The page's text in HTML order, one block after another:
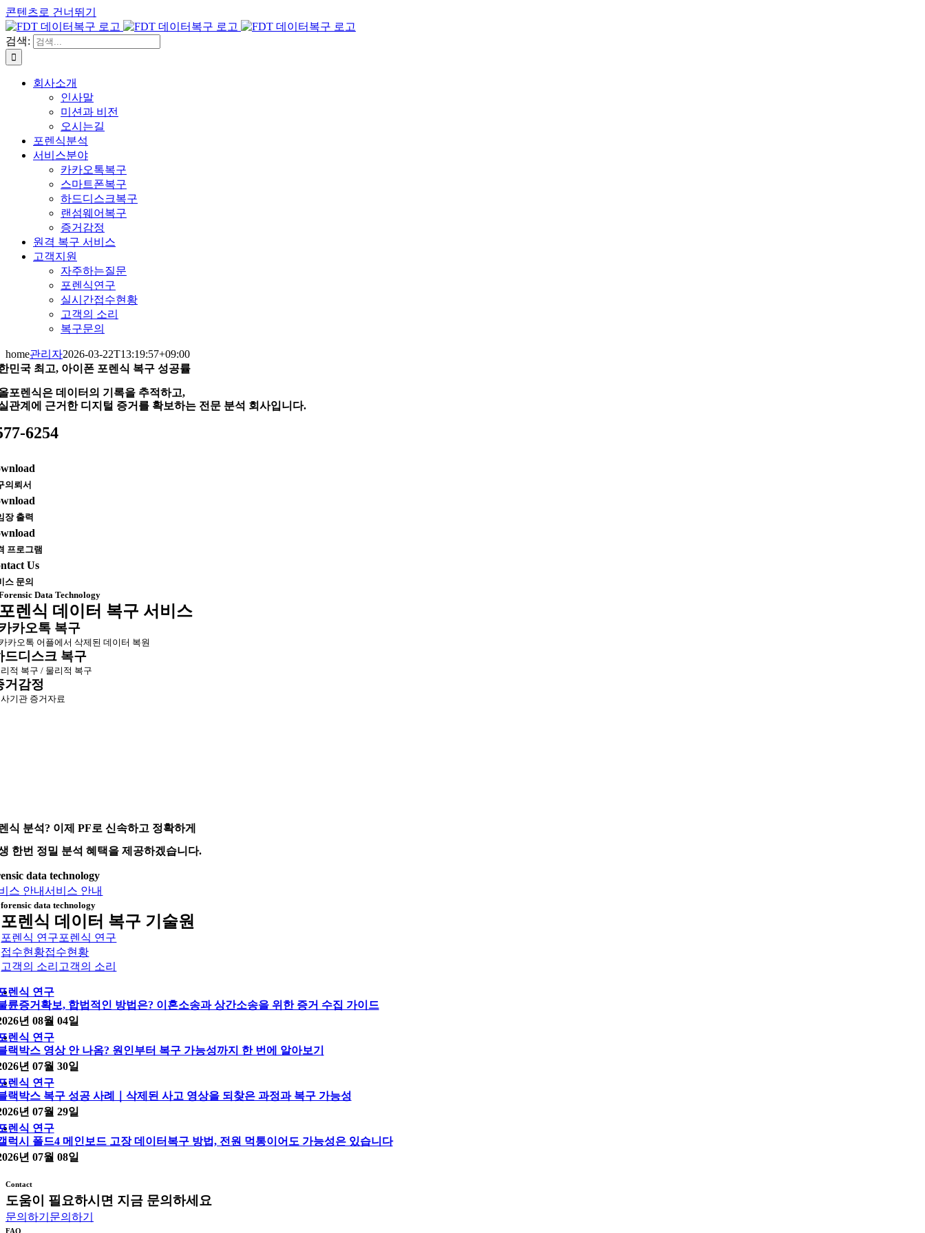
콘텐츠로 건너뛰기
검색:
회사소개
인사말
미션과 비전
오시는길
포렌식분석
서비스분야
카카오톡복구
스마트폰복구
하드디스크복구
랜섬웨어복구
증거감정
원격 복구 서비스
고객지원
자주하는질문
포렌식연구
실시간접수현황
고객의 소리
복구문의
home관리자2026-03-22T13:19:57+09:00
민국 최고, 아이폰 포렌식 복구 성공률
포렌식은 데이터의 기록을 추적하고,
관계에 근거한 디지털 증거를 확보하는 전문 분석 회사입니다.
6254
의뢰서
장 출력
프로그램
Us
스 문의
Data Technology
렌식 데이터 복구 서비스
카오톡 복구
카오톡 어플에서 삭제된 데이터 복원
드디스크 복구
적 복구 / 물리적 복구
거감정
기관 증거자료
식 분석? 이제 PF로 신속하고 정확하게
한번 정밀 분석 혜택을 제공하겠습니다.
data technology
스 안내서비스 안내
forensic data technology
포렌식 데이터 복구 기술원
포렌식 연구포렌식 연구
접수현황접수현황
고객의 소리 고객의 소리
렌식 연구
륜증거확보, 합법적인 방법은? 이혼소송과 상간소송을 위한 증거 수집 가이드
년 08월 04일
렌식 연구
랙박스 영상 안 나옴? 원인부터 복구 가능성까지 한 번에 알아보기
년 07월 30일
렌식 연구
랙박스 복구 성공 사례｜삭제된 사고 영상을 되찾은 과정과 복구 가능성
년 07월 29일
렌식 연구
럭시 폴드4 메인보드 고장 데이터복구 방법, 전원 먹통이어도 가능성은 있습니다
년 07월 08일
Contact
도움이 필요하시면 지금 문의하세요
문의하기 문의하기
FAQ